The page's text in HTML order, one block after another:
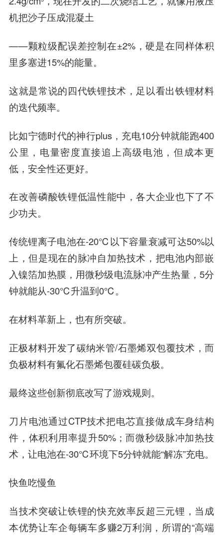
机把沙子压成混凝土
——颗粒级配误差控制在±2%，硬是在同样体积
里多塞进15%的能量。
这就是常说的四代铁锂技术，足以看出铁锂材料
的迭代频率。
比如宁德时代的神行plus，充电10分钟就能跑400
公里，电量密度直接追上高级电池，但成本更
低，安全性还更好。
在改善磷酸铁锂低温性能中，各大企业也下了不
少功夫。
传统锂离子电池在-20℃以下容量衰减可达50%以
上，但是现在的脉冲自加热技术，把电池内部嵌
入镍箔加热膜，用微秒级电流脉冲产生热量，5分
钟就能从-30℃升温到0℃。
在材料革新上，也有所突破。
正极材料开发了碳纳米管/石墨烯双包覆技术，而
负极材料有氟化石墨烯包覆硅碳负极。
最终这些创新彻底改写了游戏规则。
刀片电池通过CTP技术把电芯直接做成车身结构
件，体积利用率提升50%；而微秒级脉冲加热技
术，让电池在-30℃环境下5分钟就能“解冻”充电。
快鱼吃慢鱼
当技术突破让铁锂的快充效率反超三元锂，当成
本优势让车企每辆车多赚2万利润，所谓的“高端